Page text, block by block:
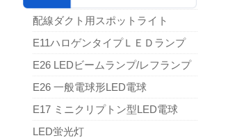
配線ダクト用スポットライト
E11ハロゲンタイプＬＥＤランプ
E26 LEDビームランプ/レフランプ
E26 一般電球形LED電球
E17 ミニクリプトン型LED電球
LED蛍光灯